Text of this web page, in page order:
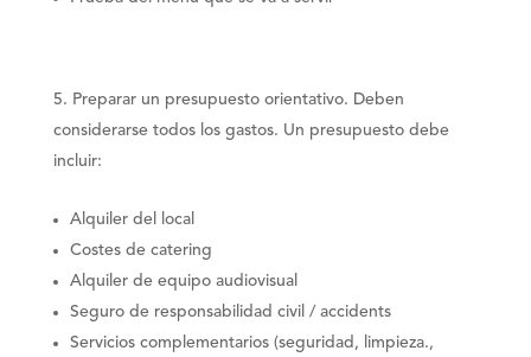
Preparar un presupuesto orientativo. Deben
considerarse todos los gastos. Un presupuesto debe
incluir:
Alquiler del local
Costes de catering
Alquiler de equipo audiovisual
Seguro de responsabilidad civil / accidents
Servicios complementarios (seguridad, limpieza.,